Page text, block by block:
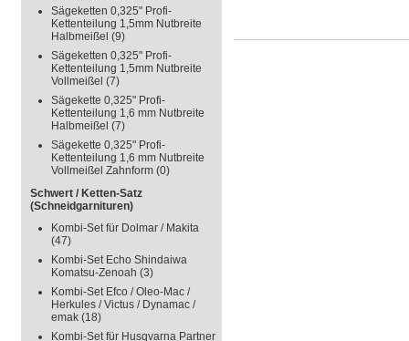
Sägeketten 0,325" Profi-
Kettenteilung 1,5mm Nutbreite
Halbmeißel (9)
Sägeketten 0,325" Profi-
Kettenteilung 1,5mm Nutbreite
Vollmeißel (7)
Sägekette 0,325" Profi-
Kettenteilung 1,6 mm Nutbreite
Halbmeißel (7)
Sägekette 0,325" Profi-
Kettenteilung 1,6 mm Nutbreite
Vollmeißel Zahnform (0)
Schwert / Ketten-Satz
(Schneidgarnituren)
Kombi-Set für Dolmar / Makita
(47)
Kombi-Set Echo Shindaiwa
Komatsu-Zenoah (3)
Kombi-Set Efco / Oleo-Mac /
Herkules / Victus / Dynamac /
emak (18)
Kombi-Set für Husqvarna Partner